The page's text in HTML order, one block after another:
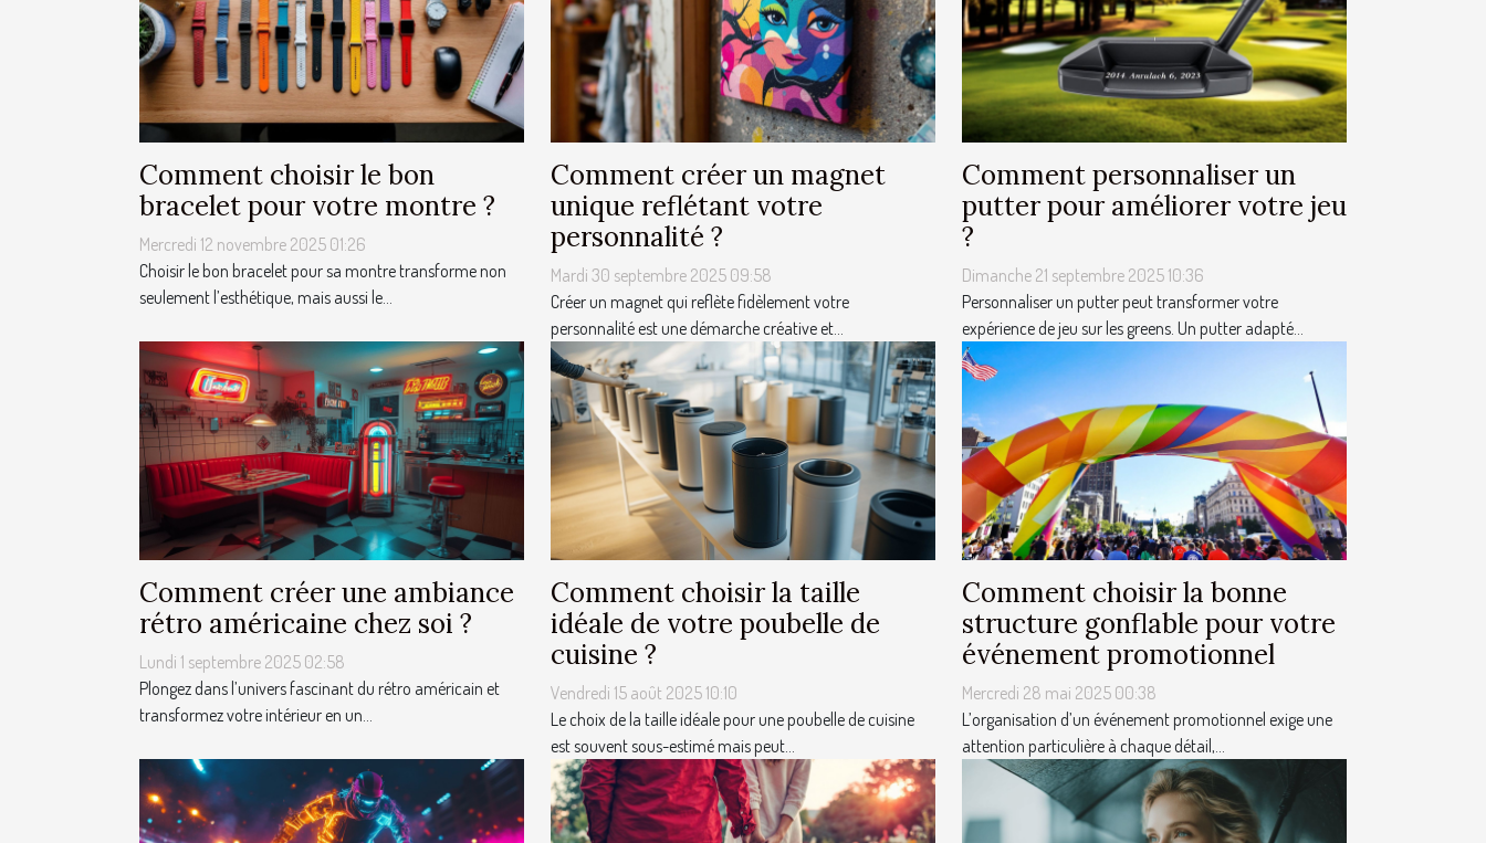
Comment choisir le bon
bracelet pour votre montre ?
Mercredi 12 novembre 2025 01:26
Choisir le bon bracelet pour sa montre transforme non
seulement l’esthétique, mais aussi le...
Comment créer un magnet
unique reflétant votre
personnalité ?
Mardi 30 septembre 2025 09:58
Créer un magnet qui reflète fidèlement votre
personnalité est une démarche créative et...
Comment personnaliser un
putter pour améliorer votre jeu
?
Dimanche 21 septembre 2025 10:36
Personnaliser un putter peut transformer votre
expérience de jeu sur les greens. Un putter adapté...
Comment créer une ambiance
rétro américaine chez soi ?
Lundi 1 septembre 2025 02:58
Plongez dans l’univers fascinant du rétro américain et
transformez votre intérieur en un...
Comment choisir la taille
idéale de votre poubelle de
cuisine ?
Vendredi 15 août 2025 10:10
Le choix de la taille idéale pour une poubelle de cuisine
est souvent sous-estimé mais peut...
Comment choisir la bonne
structure gonflable pour votre
événement promotionnel
Mercredi 28 mai 2025 00:38
L’organisation d’un événement promotionnel exige une
attention particulière à chaque détail,...